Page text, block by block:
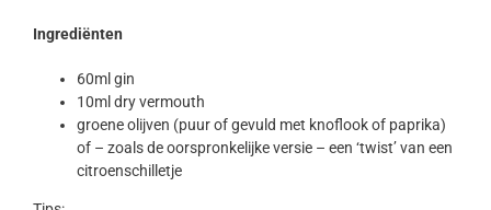
Ingrediënten
60ml gin
10ml dry vermouth
groene olijven (puur of gevuld met knoflook of paprika)
of – zoals de oorspronkelijke versie – een ‘twist’ van een
citroenschilletje